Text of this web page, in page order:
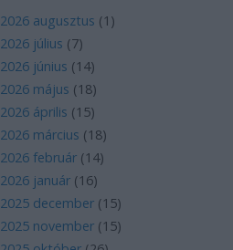
2026 augusztus (1 )
2026 július (7)
2026 június (14)
2026 május (18)
2026 április (15)
2026 március (18)
2026 február (14)
2026 január (16)
2025 december (15)
2025 november (15)